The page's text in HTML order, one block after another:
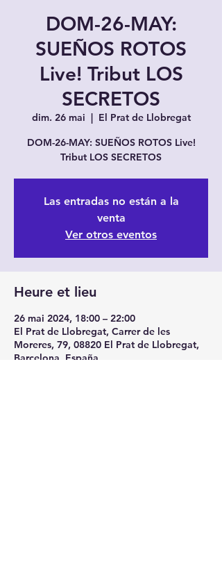
DOM-26-MAY:
SUEÑOS ROTOS
Live! Tribut LOS
SECRETOS
dim. 26 mai
  |
El Prat de Llobregat
DOM-26-MAY: SUEÑOS ROTOS Live!
Tribut LOS SECRETOS
Las entradas no están a la
venta
Ver otros eventos
Heure et lieu
26 mai 2024, 18:00 – 22:00
El Prat de Llobregat, Carrer de les
Moreres, 79, 08820 El Prat de Llobregat,
Barcelona, España